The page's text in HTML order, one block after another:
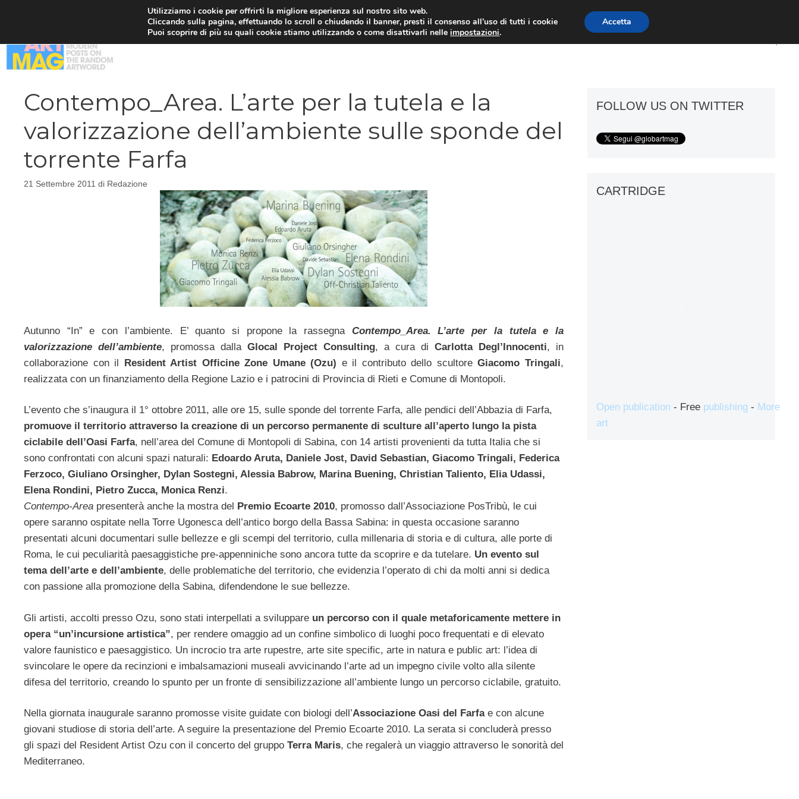
ART GOSSIP FIERE GALLERIE
Contempo_Area. L’arte per la tutela e la
valorizzazione dell’ambiente sulle sponde del
torrente Farfa
21 Settembre 2011 di Redazione
Autunno “In” e con l’ambiente. E’ quanto si propone la rassegna Contempo_Area. L’arte per la tutela e la
valorizzazione dell’ambiente, promossa dalla Glocal Project Consulting, a cura di Carlotta Degl’Innocenti, in
collaborazione con il Resident Artist Officine Zone Umane (Ozu) e il contributo dello scultoreGiacomo Tringali,
realizzata con un finanziamento della Regione Lazio e i patrocini di Provincia di Rieti e Comune di Montopoli.
L’evento che s’inaugura il 1° ottobre 2011, alle ore 15, sulle sponde del torrente Farfa, alle pendici dell’Abbazia di Farfa,
promuove il territorio attraverso la creazione di un percorso permanente di sculture all’aperto lungo la pista
ciclabile dell’Oasi Farfa, nell’area del Comune di Montopoli di Sabina, con 14 artisti provenienti da tutta Italia che si
sono confrontati con alcuni spazi naturali: Edoardo Aruta, Daniele Jost, David Sebastian, Giacomo Tringali, Federica
Ferzoco, Giuliano Orsingher, Dylan Sostegni, Alessia Babrow, Marina Buening, Christian Taliento, Elia Udassi,
Elena Rondini, Pietro Zucca, Monica Renzi.
Contempo-Area presenterà anche la mostra del Premio Ecoarte 2010, promosso dall’Associazione PosTribù, le cui
opere saranno ospitate nella Torre Ugonesca dell’antico borgo della Bassa Sabina: in questa occasione saranno
presentati alcuni documentari sulle bellezze e gli scempi del territorio, culla millenaria di storia e di cultura, alle porte di
Roma, le cui peculiarità paesaggistiche pre-appenniniche sono ancora tutte da scoprire e da tutelare. Un evento sul
tema dell’arte e dell’ambiente, delle problematiche del territorio, che evidenzia l’operato di chi da molti anni si dedica
con passione alla promozione della Sabina, difendendone le sue bellezze.
Gli artisti, accolti presso Ozu, sono stati interpellati a sviluppare un percorso con il quale metaforicamente mettere in
opera “un’incursione artistica”, per rendere omaggio ad un confine simbolico di luoghi poco frequentati e di elevato
valore faunistico e paesaggistico. Un incrocio tra arte rupestre, arte site specific, arte in natura e public art: l’idea di
svincolare le opere da recinzioni e imbalsamazioni museali avvicinando l’arte ad un impegno civile volto alla silente
difesa del territorio, creando lo spunto per un fronte di sensibilizzazione all’ambiente lungo un percorso ciclabile, gratuito.
Nella giornata inaugurale saranno promosse visite guidate con biologi dell’Associazione Oasi del Farfae con alcune
giovani studiose di storia dell’arte. A seguire la presentazione del Premio Ecoarte 2010. La serata si concluderà presso
gli spazi del Resident Artist Ozu con il concerto del gruppo Terra Maris, che regalerà un viaggio attraverso le sonorità del
Mediterraneo.
FOLLOW US ON TWITTER
CARTRIDGE
Open publication - Free publishing - More
art
Utilizziamo i cookie per offrirti la migliore esperienza sul nostro sito web.
Cliccando sulla pagina, effettuando lo scroll o chiudendo il banner, presti il consenso all’uso di tutti i cookie
Puoi scoprire di più su quali cookie stiamo utilizzando o come disattivarli nelleimpostazioni.
Accetta